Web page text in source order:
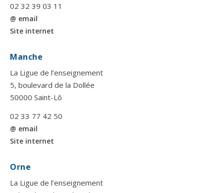
02 32 39 03 11
@ email
Site internet
Manche
La Ligue de l’enseignement
5, boulevard de la Dollée
50000 Saint-Lô
02 33 77 42 50
@ email
Site internet
Orne
La Ligue de l’enseignement